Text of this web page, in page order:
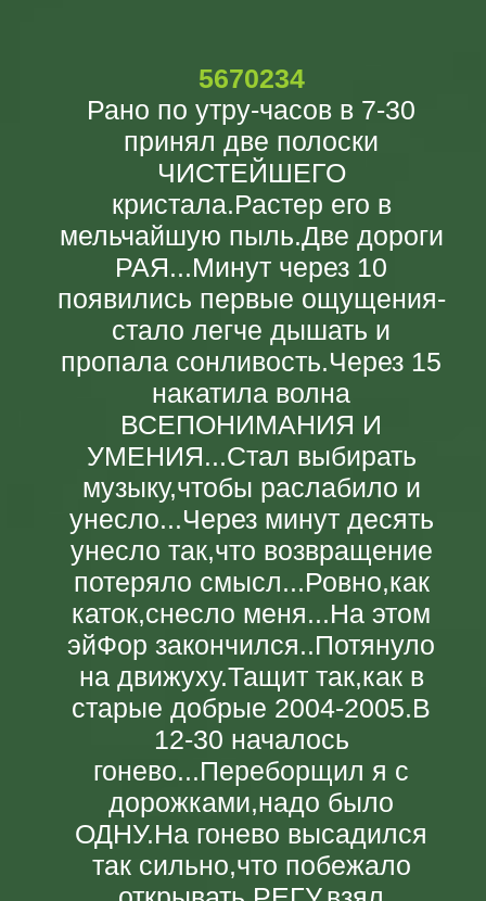
5670234
Рано по утру-часов в 7-30
принял две полоски
ЧИСТЕЙШЕГО
кристала.Растер его в
мельчайшую пыль.Две дороги
РАЯ...Минут через 10
появились первые ощущения-
стало легче дышать и
пропала сонливость.Через 15
накатила волна
ВСЕПОНИМАНИЯ И
УМЕНИЯ...Стал выбирать
музыку,чтобы раслабило и
унесло...Через минут десять
унесло так,что возвращение
потеряло смысл...Ровно,как
каток,снесло меня...На этом
эйФор закончился..Потянуло
на движуху.Тащит так,как в
старые добрые 2004-2005.В
12-30 началось
гонево...Переборщил я с
дорожками,надо было
ОДНУ.На гонево высадился
так сильно,что побежало